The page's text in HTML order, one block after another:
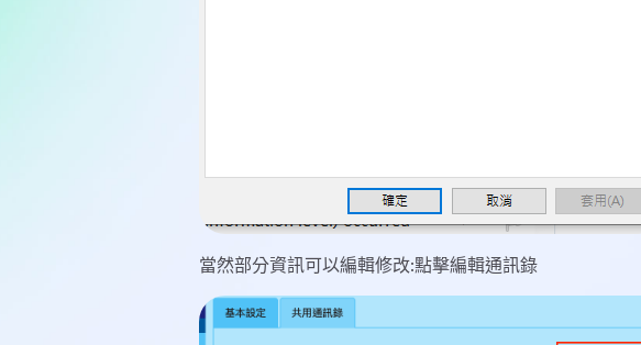
當然部分資訊可以編輯修改:點擊編輯通訊錄